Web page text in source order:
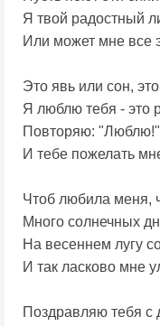
Я твой радостный
Или может мне все
Это явь или сон,
Я люблю тебя - это
Повторяю:
И тебе пожелать
Чтоб любила меня,
Много солнечных
На весеннем лугу
И так ласково мне
Поздравляю тебя